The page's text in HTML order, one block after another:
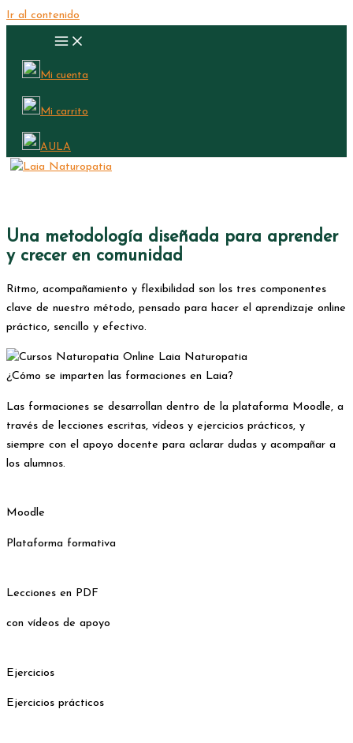
Ir al contenido
Mi cuenta
Mi carrito
AULA
Una metodología diseñada para aprender
y crecer en comunidad
Ritmo, acompañamiento y flexibilidad son los tres componentes
clave de nuestro método, pensado para hacer el aprendizaje online
práctico, sencillo y efectivo.
¿Cómo se imparten las formaciones en Laia?
Las formaciones se desarrollan dentro de la plataforma Moodle, a
través de lecciones escritas, vídeos y ejercicios prácticos, y
siempre con el apoyo docente para aclarar dudas y acompañar a
los alumnos.
Moodle
Plataforma formativa
Lecciones en PDF
con vídeos de apoyo
Ejercicios
Ejercicios prácticos